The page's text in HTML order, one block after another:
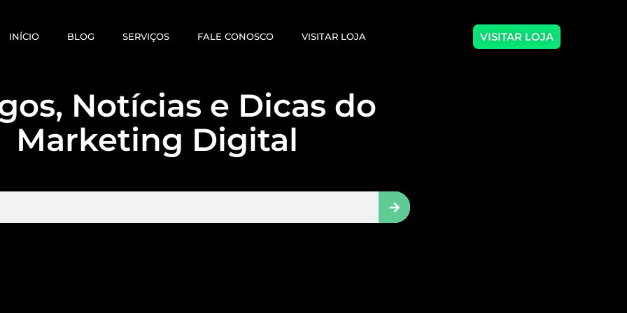
INÍCIO BLOG SERVIÇOS FALE CONOSCO VISITAR LOJA VISITAR LOJA
Notícias e Dicas do
Marketing Digital